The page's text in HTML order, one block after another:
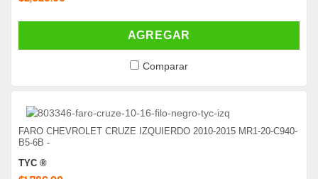
AGREGAR
Comparar
FARO CHEVROLET CRUZE IZQUIERDO 2010-2015 MR1-20-C940-
B5-6B -
TYC ®